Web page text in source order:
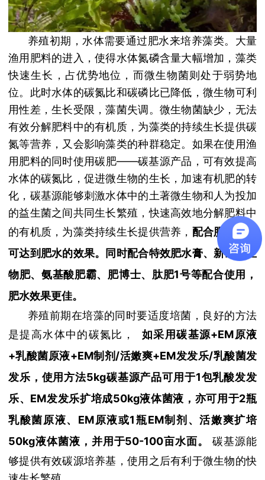
养殖初期，水体需要通过肥水来培养藻类。大量
渔用肥料的进入，使得水体氮磷含量大幅增加，藻类
快速生长，占优势地位，而微生物菌则处于弱势地
位。此时水体的碳氮比和碳磷比已降低，微生物可利
用性差，生长受限，藻菌失调。微生物菌缺少，无法
有效分解肥料中的有机质，为藻类的持续生长提供碳
氮等营养，又会影响藻类的种群稳定。如果在使用渔
用肥料的同时使用碳肥——碳基源产品，可有效提高
水体的碳氮比，促进微生物的生长，加速有机肥的转
化，碳基源能够刺激水体中的土著微生物和人为投加
的益生菌之间共同生长繁殖，快速高效地分解肥料中
的有机质，为藻类持续生长提供营养， 配合肥料使用
可达到肥水的效果。同时配合特效肥水膏、新硅藻生
物肥、氨基酸肥霸、肥博士、肽肥1号等配合使用，
肥水效果更佳。
养殖前期在培藻的同时要适度培菌，良好的方法
是提高水体中的碳氮比，
如采用碳基源+EM原液
+乳酸菌原液+EM制剂/活嫩爽+EM发发乐/乳酸菌发
发乐，使用方法5kg碳基源产品可用于1包乳酸发发
乐、EM发发乐扩培成50kg液体菌液，亦可用于2瓶
乳酸菌原液、EM原液或1瓶EM制剂、活嫩爽扩培
50kg液体菌液，并用于50-100亩水面。
碳基源能
够提供有效碳源培养基，使用之后有利于微生物的快